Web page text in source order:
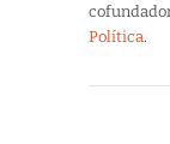
Política.